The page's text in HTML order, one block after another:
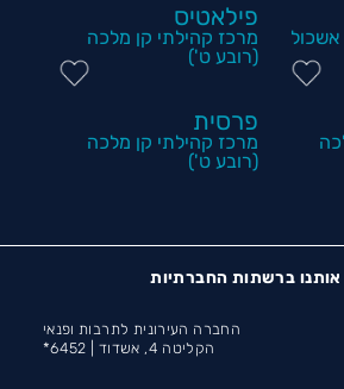
פילאטיס
מרכז קהילתי קן מלכה
(רובע ט')
פרסית
מרכז קהילתי קן מלכה
(רובע ט')
אותנו ברשתות החברתיות
החברה העירונית לתרבות ופנאי
הקליטה 4, אשדוד |
6452*